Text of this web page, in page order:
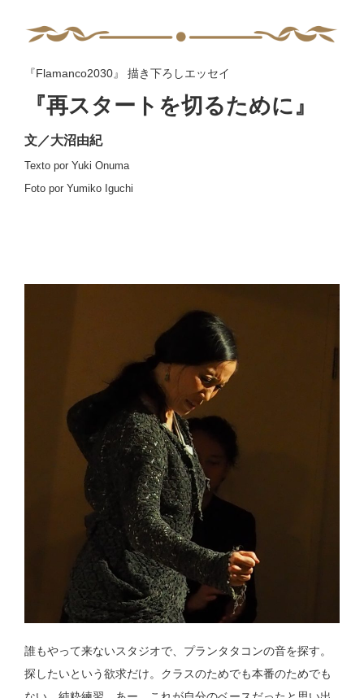
『Flamanco2030』 描き下ろしエッセイ
『再スタートを切るために』
文／大沼由紀
Texto por Yuki Onuma
Foto por Yumiko Iguchi
誰もやって来ないスタジオで、プランタタコンの音を探す。
探したいという欲求だけ。クラスのためでも本番のためでも